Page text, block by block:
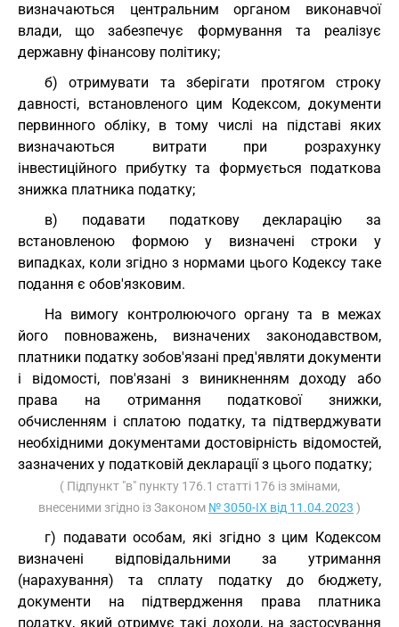
визначаються центральним органом виконавчої
влади, що забезпечує формування та реалізує
державну фінансову політику;
б) отримувати та зберігати протягом строку
давності, встановленого цим Кодексом, документи
первинного обліку, в тому числі на підставі яких
визначаються витрати при розрахунку
інвестиційного прибутку та формується податкова
знижка платника податку;
в) подавати податкову декларацію за
встановленою формою у визначені строки у
випадках, коли згідно з нормами цього Кодексу таке
подання є обов'язковим.
На вимогу контролюючого органу та в межах
його повноважень, визначених законодавством,
платники податку зобов'язані пред'являти документи
і відомості, пов'язані з виникненням доходу або
права на отримання податкової знижки,
обчисленням і сплатою податку, та підтверджувати
необхідними документами достовірність відомостей,
зазначених у податковій декларації з цього податку;
( Підпункт "в" пункту 176.1 статті 176 із змінами,
внесеними згідно із Законом № 3050-IX від 11.04.2023 )
г) подавати особам, які згідно з цим Кодексом
визначені відповідальними за утримання
(нарахування) та сплату податку до бюджету,
документи на підтвердження права платника
податку, який отримує такі доходи, на застосування